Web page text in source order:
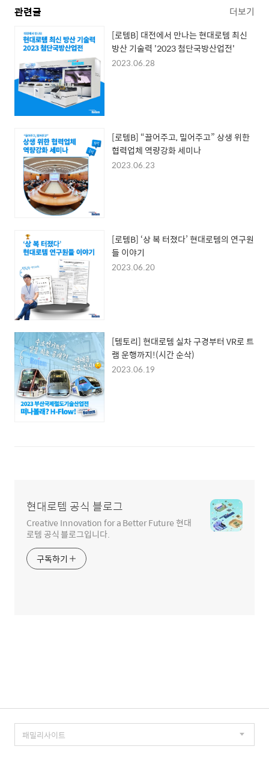
관련글 더보기
[로템B] 대전에서 만나는 현대로템 최신
방산 기술력 '2023 첨단국방산업전'
2023.06.28
[로템B] “끌어주고, 밀어주고” 상생 위한
협력업체 역량강화 세미나
2023.06.23
[로템B] ‘상 복 터졌다’ 현대로템의 연구원
들 이야기
2023.06.20
[템토리] 현대로템 실차 구경부터 VR로 트
램 운행까지!(시간 순삭)
2023.06.19
현대로템 공식 블로그
Creative Innovation for a Better Future 현대
로템 공식 블로그입니다.
구독하기